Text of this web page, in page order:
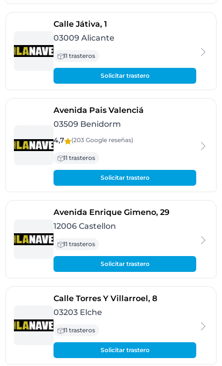
Calle Játiva, 1
03009 Alicante
11 trasteros
Solicitar trastero
Avenida Pais Valenciá
03509 Benidorm
4,7 (203 Google reseñas)
11 trasteros
Solicitar trastero
Avenida Enrique Gimeno, 29- Castellon
12006 Castellon
11 trasteros
Solicitar trastero
Calle Torres Y Villarroel, 8- Elche
03203 Elche
11 trasteros
Solicitar trastero